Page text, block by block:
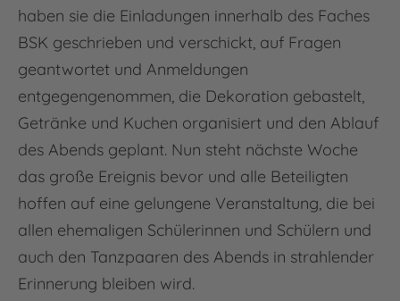
haben sie die Einladungen innerhalb des Faches
BSK geschrieben und verschickt, auf Fragen
geantwortet und Anmeldungen
entgegengenommen, die Dekoration gebastelt,
Getränke und Kuchen organisiert und den Ablauf
des Abends geplant. Nun steht nächste Woche
das große Ereignis bevor und alle Beteiligten
hoffen auf eine gelungene Veranstaltung, die bei
allen ehemaligen Schülerinnen und Schülern und
auch den Tanzpaaren des Abends in strahlender
Erinnerung bleiben wird.